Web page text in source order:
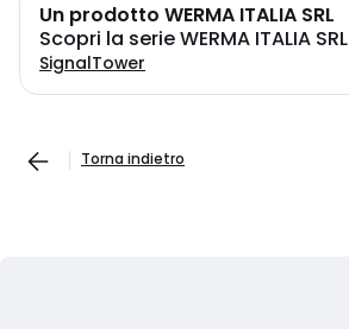
Un prodotto WERMA ITALIA SRL
Scopri la serie WERMA ITALIA SRL
SignalTower
Torna indietro